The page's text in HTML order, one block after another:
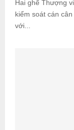
Hai ghế Thượng
kiểm soát cán
với...